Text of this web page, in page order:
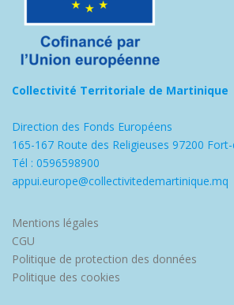
Collectivité Territoriale de Martinique
Direction des Fonds Européens
165-167 Route des Religieuses 97200
Tél : 0596598900
appui.europe@collectivitedemartinique.mq
Mentions légales
CGU
Politique de protection des données
Politique des cookies